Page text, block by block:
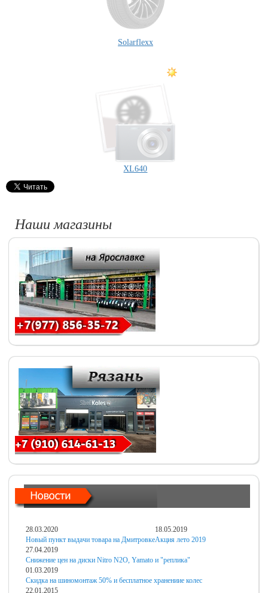
Solarflexx
XL640
Наши магазины
28.03.2020
Новый пункт выдачи товара на Дмитровке
18.05.2019
Акция лето 2019
27.04.2019
Снижение цен на диски Nitro N2O, Yamato и "реплика"
01.03.2019
Скидка на шиномонтаж 50% и бесплатное хранениие колес
22.01.2015